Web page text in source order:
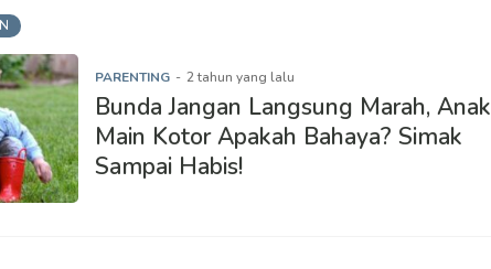
PARENTING - 2 tahun yang lalu
Bunda Jangan Langsung Marah, Anak
Main Kotor Apakah Bahaya? Simak
Sampai Habis!